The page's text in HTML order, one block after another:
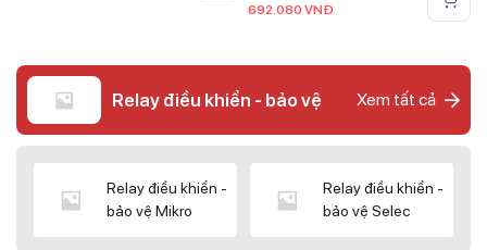
692.080 VNĐ
Relay điều khiển - bảo vệ Xem tất cả
Relay điều khiển -
bảo vệ Mikro
Relay điều khiển -
bảo vệ Selec